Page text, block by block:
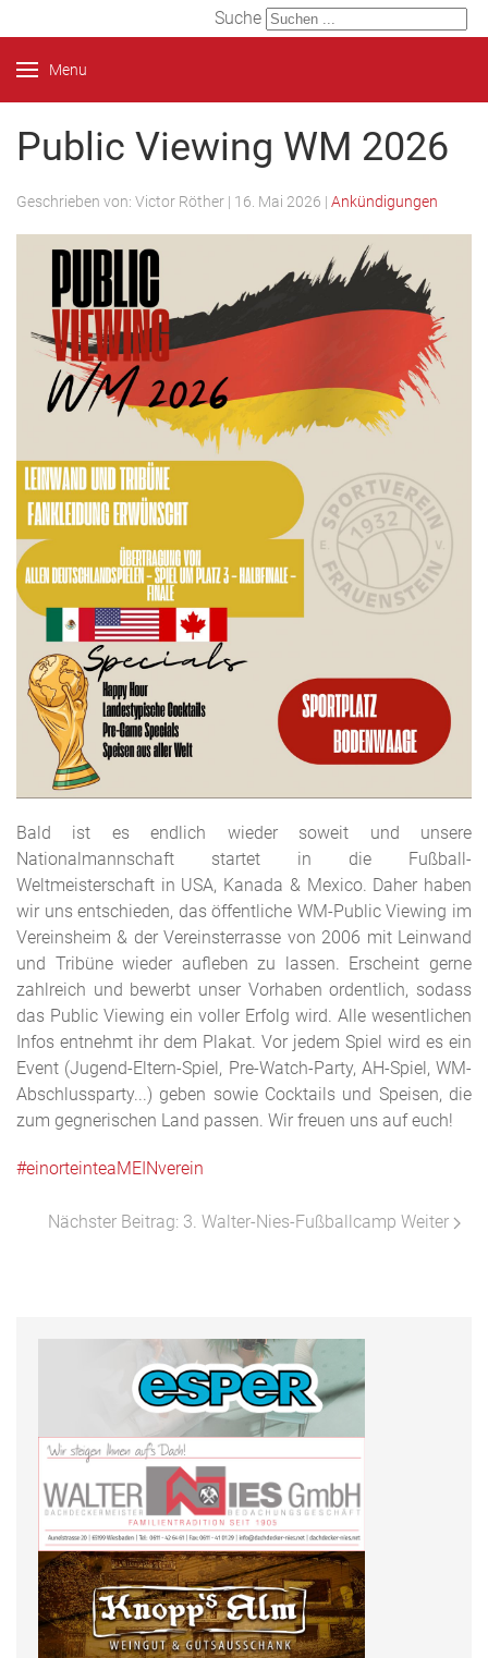
Suche
Menu
Public Viewing WM 2026
Geschrieben von: Victor Röther | 16. Mai 2026 | Ankündigungen
Bald ist es endlich wieder soweit und unsere
Nationalmannschaft startet in die Fußball-
Weltmeisterschaft in USA, Kanada & Mexico. Daher haben
wir uns entschieden, das öffentliche WM-Public Viewing im
Vereinsheim & der Vereinsterrasse von 2006 mit Leinwand
und Tribüne wieder aufleben zu lassen. Erscheint gerne
zahlreich und bewerbt unser Vorhaben ordentlich, sodass
das Public Viewing ein voller Erfolg wird. Alle wesentlichen
Infos entnehmt ihr dem Plakat. Vor jedem Spiel wird es ein
Event (Jugend-Eltern-Spiel, Pre-Watch-Party, AH-Spiel, WM-
Abschlussparty...) geben sowie Cocktails und Speisen, die
zum gegnerischen Land passen. Wir freuen uns auf euch!
#einorteinteaMEINverein
Nächster Beitrag: 3. Walter-Nies-Fußballcamp Weiter